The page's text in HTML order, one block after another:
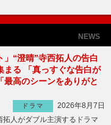
NEWS
」“澄晴”寺西拓人の告白
まる 「真っすぐな告白が
最高のシーンをありがと
ドラマ
2026年8月7日
人がダブル主演するドラマ